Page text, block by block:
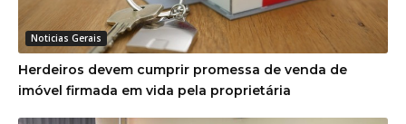
Noticias Gerais
Herdeiros devem cumprir promessa de venda de
imóvel firmada em vida pela proprietária